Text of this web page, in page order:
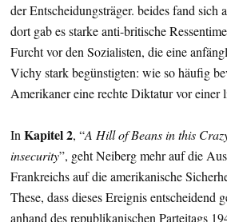
der Entscheidungsträger. beides fand sich
dort gab es starke anti-britische
Furcht vor den Sozialisten, die eine
Vichy stark begünstigten: wie so häufig
Amerikaner eine rechte Diktatur vor einer
In Kapitel 2, “A Hill of Beans in this
insecurity”, geht Neiberg mehr auf die
Frankreichs auf die amerikanische
These, dass dieses Ereignis entscheidend
anhand des republikanischen Parteitags